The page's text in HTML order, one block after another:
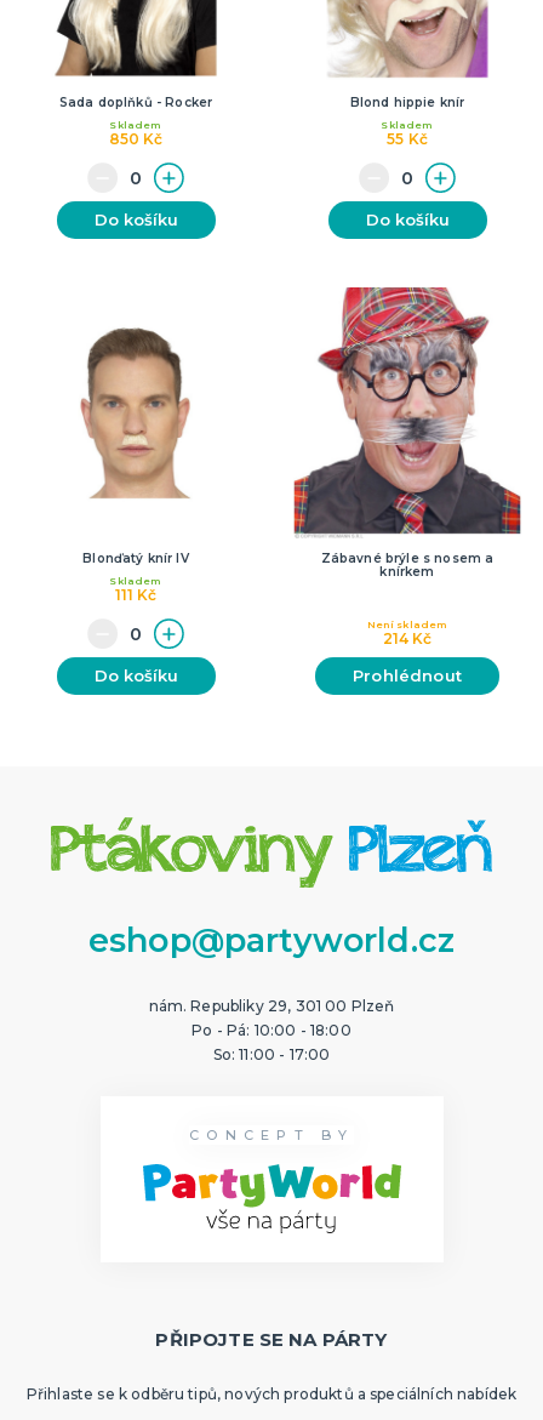
Sada doplňků - Rocker
850 Kč
Skladem
Do košíku
Blond hippie knír
55 Kč
Skladem
Do košíku
Blonďatý knír IV
111 Kč
Skladem
Do košíku
Zábavné brýle s nosem a
knírkem
214 Kč
Není skladem
Prohlédnout
eshop@partyworld.cz
nám. Republiky 29, 301 00 Plzeň
Po - Pá: 10:00 - 18:00
So: 11:00 - 17:00
CONCEPT BY
PŘIPOJTE SE NA PÁRTY
Přihlaste se k odběru tipů, nových produktů a speciálních nabídek